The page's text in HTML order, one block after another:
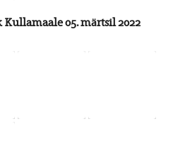
Kullamaale 05. märtsil 2022